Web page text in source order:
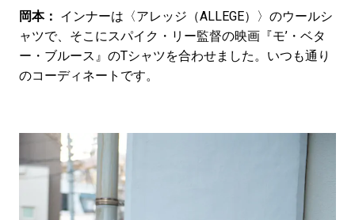
岡本： インナーは〈アレッジ（ALLEGE）〉のウールシ
ャツで、そこにスパイク・リー監督の映画『モ’・ベタ
ー・ブルース』のTシャツを合わせました。いつも通り
のコーディネートです。